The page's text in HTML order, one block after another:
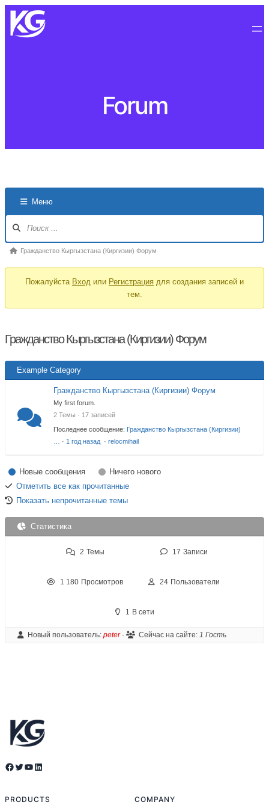
Forum
Меню
Форума
ФорумГражданство Кыргызстана (Киргизии) Форум
Пожалуйста Вход или Регистрация для создания записей и
тем.
Гражданство Кыргызстана (Киргизии) Форум
Example Category
Гражданство Кыргызстана (Киргизии) Форум
My first forum.
2 Темы · 17 записей
Последнее сообщение: Гражданство Кыргызстана (Киргизии)
· 1 год назад · relocmihail
Новые сообщения
Ничего нового
Отметить все как прочитанные
Показать непрочитанные темы
Статистика
2 Темы 17 Записи
1 180 Просмотров 24 Пользователи
1 В сети
Новый пользователь: peter· Сейчас на сайте: 1 Гость
Facebook Twitter YouTube LinkedIn
PRODUCTS COMPANY